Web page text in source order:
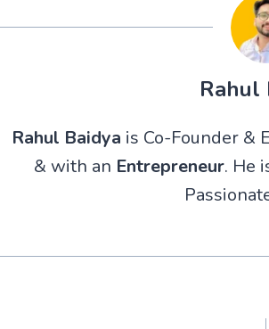
Rahul
Rahul Baidya is Co-Founder &
& with an Entrepreneur. He